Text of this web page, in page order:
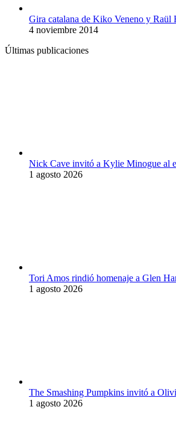
Gira catalana de Kiko Veneno y Raül
4 noviembre 2014
Últimas publicaciones
Nick Cave invitó a Kylie Minogue al
1 agosto 2026
Tori Amos rindió homenaje a Glen
1 agosto 2026
The Smashing Pumpkins invitó a
1 agosto 2026